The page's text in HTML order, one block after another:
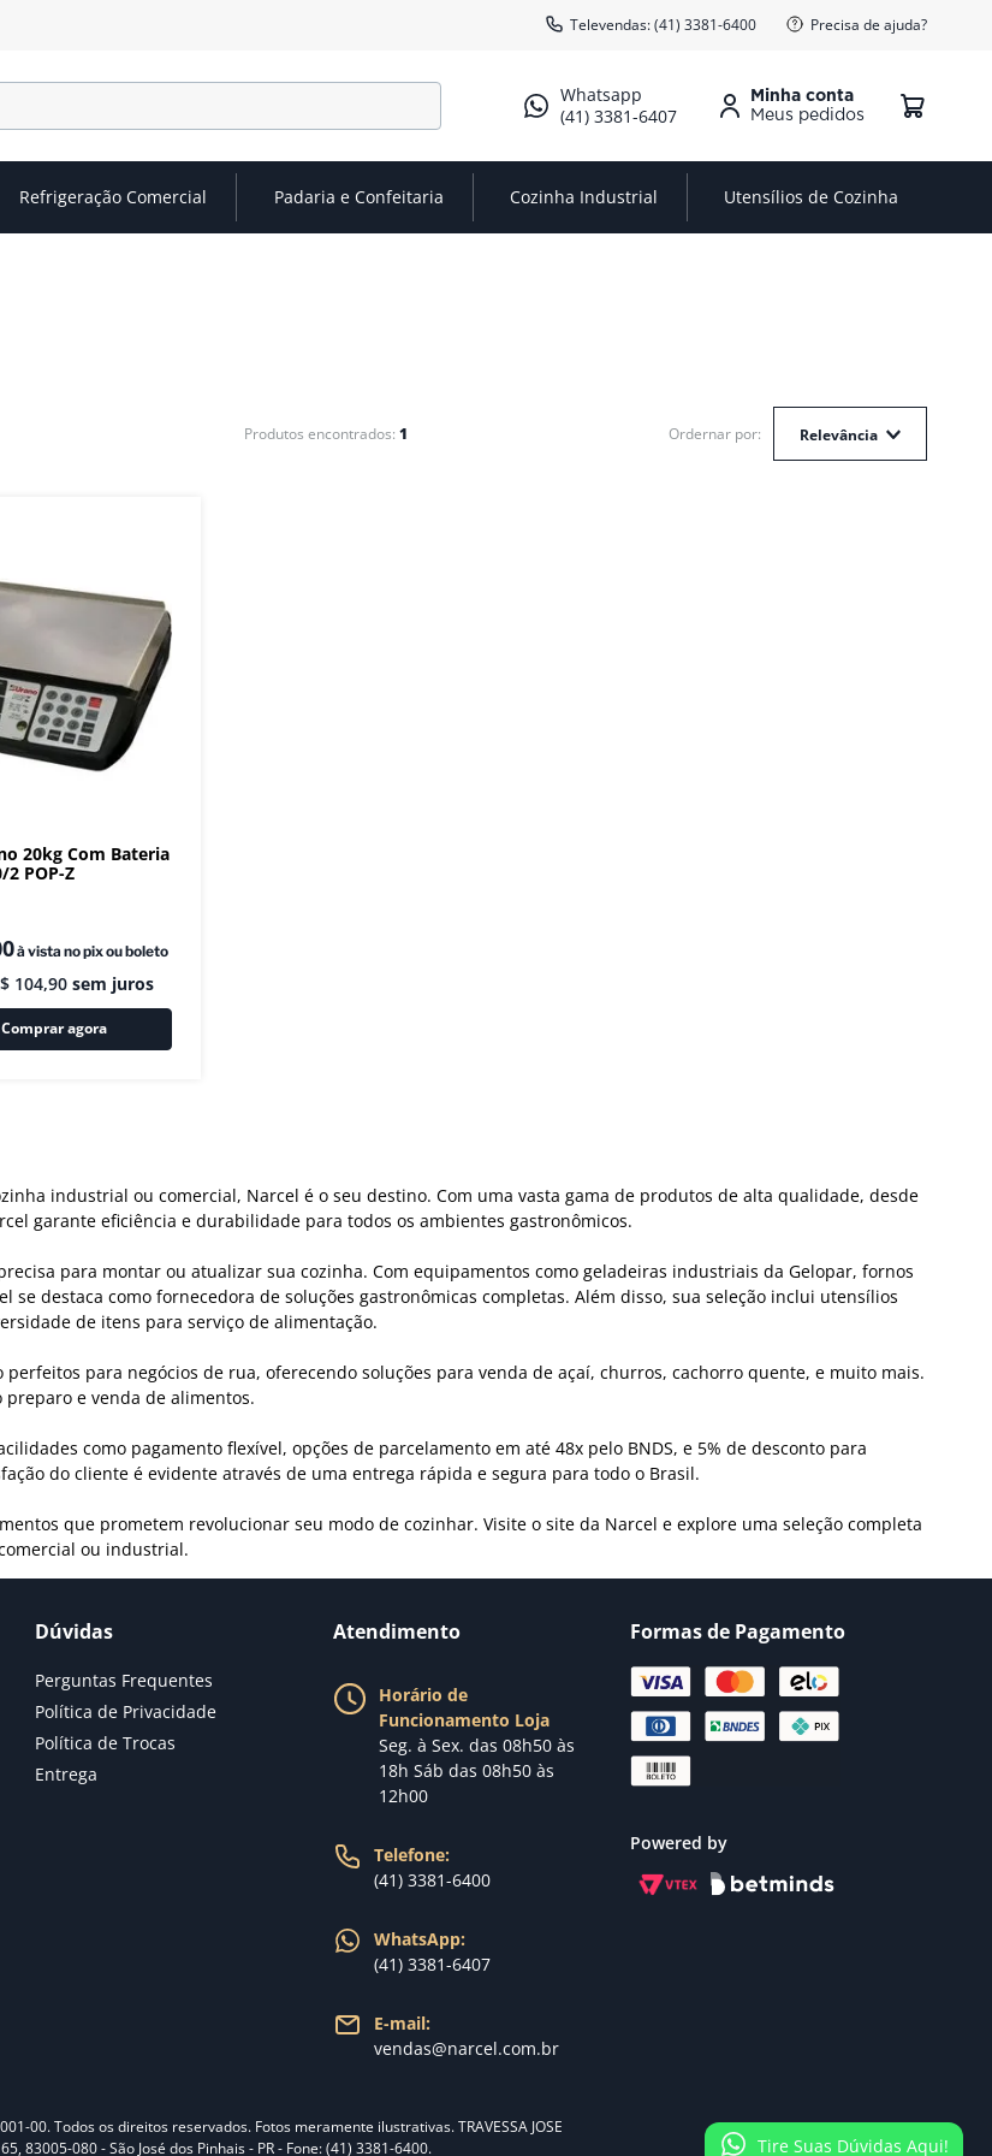
Televendas: (41) 3381-6400 Precisa de ajuda?
(41) 3381-6407
Minha conta
Refrigeração Comercial Padaria e Confeitaria Cozinha Industrial Utensílios de Cozinha
Tire Suas Dúvidas Aqui!
1 Relevância
20kg Com Bateria
POP-Z
à vista no pix ou boleto
104,90 sem juros
Comprar agora
industrial ou comercial, Narcel é o seu destino. Com uma vasta gama de produtos de alta qualidade, desde
garante eficiência e durabilidade para todos os ambientes gastronômicos.
para montar ou atualizar sua cozinha. Com equipamentos como geladeiras industriais da Gelopar, fornos
destaca como fornecedora de soluções gastronômicas completas. Além disso, sua seleção inclui utensílios
de itens para serviço de alimentação.
para negócios de rua, oferecendo soluções para venda de açaí, churros, cachorro quente, e muito mais.
e venda de alimentos.
como pagamento flexível, opções de parcelamento em até 48x pelo BNDS, e 5% de desconto para
do cliente é evidente através de uma entrega rápida e segura para todo o Brasil.
que prometem revolucionar seu modo de cozinhar. Visite o site da Narcel e explore uma seleção completa
ou industrial.
Dúvidas
Perguntas Frequentes
Política de Privacidade
Política de Trocas
Entrega
Atendimento
Horário de
Funcionamento Loja
Seg. à Sex. das 08h50 às
18h Sáb das 08h50 às
12h00
Telefone:
(41) 3381-6400
WhatsApp:
(41) 3381-6407
E-mail:
vendas@narcel.com.br
Formas de Pagamento
Powered by
00. Todos os direitos reservados. Fotos meramente ilustrativas. TRAVESSA JOSE
83005-080 - São José dos Pinhais - PR - Fone: (41) 3381-6400.